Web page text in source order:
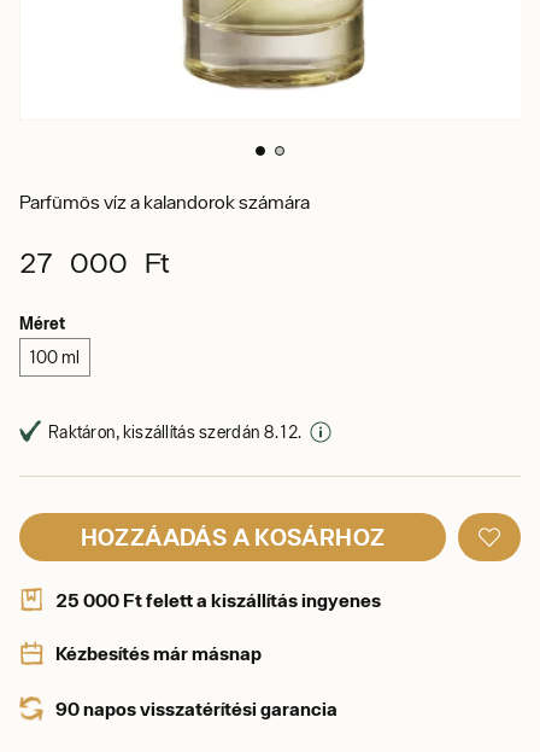
Parfümös víz a kalandorok számára
27 000 Ft
Méret
100 ml
Raktáron, kiszállítás szerdán 8. 12.
HOZZÁADÁS A KOSÁRHOZ
25 000 Ft felett a kiszállítás ingyenes
Kézbesítés már másnap
90 napos visszatérítési garancia